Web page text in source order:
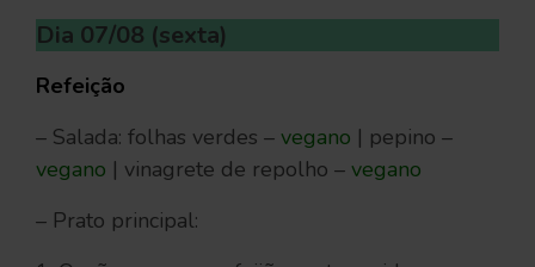
Dia 07/08 (sexta)
Refeição
– Salada: folhas verdes – vegano | pepino –
vegano | vinagrete de repolho – vegano
– Prato principal: